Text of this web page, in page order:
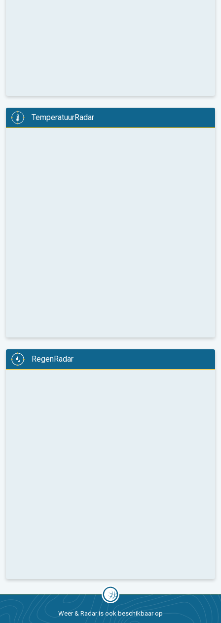
TemperatuurRadar
RegenRadar
Weer & Radar is ook beschikbaar op